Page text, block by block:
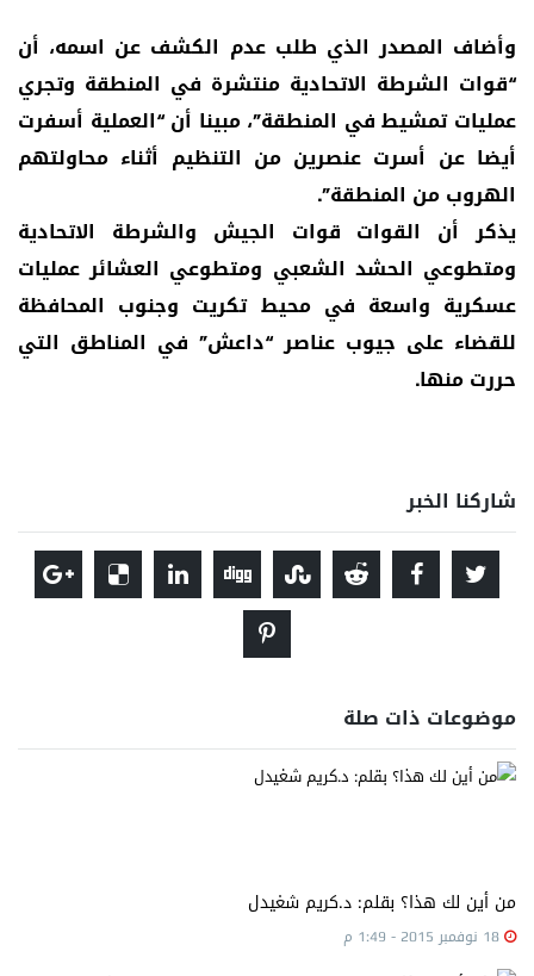
وأضاف المصدر الذي طلب عدم الكشف عن اسمه، أن
“قوات الشرطة الاتحادية منتشرة في المنطقة وتجري
عمليات تمشيط في المنطقة”، مبينا أن “العملية أسفرت
أيضا عن أسرت عنصرين من التنظيم أثناء محاولتهم
الهروب من المنطقة”.
يذكر أن القوات قوات الجيش والشرطة الاتحادية
ومتطوعي الحشد الشعبي ومتطوعي العشائر عمليات
عسكرية واسعة في محيط تكريت وجنوب المحافظة
للقضاء على جيوب عناصر “داعش” في المناطق التي
حررت منها.
شاركنا الخبر
موضوعات ذات صلة
من أين لك هذا؟ بقلم: د.كريم شغيدل